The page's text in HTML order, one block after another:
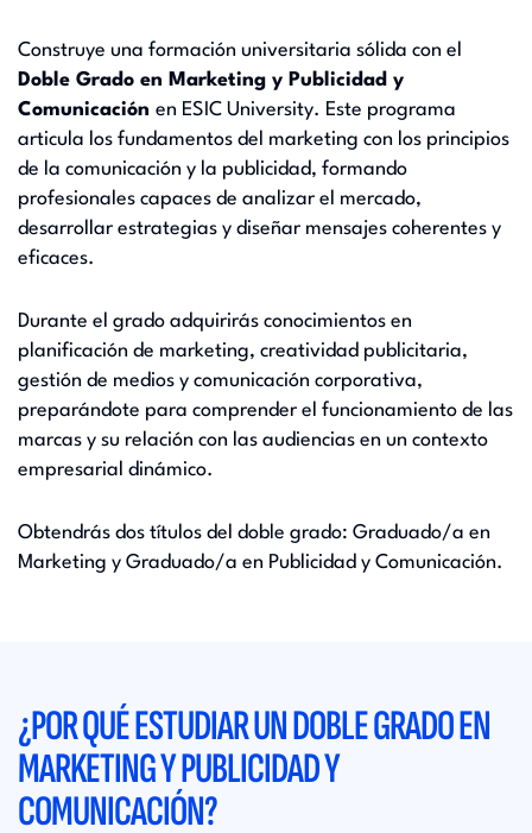
Construye una formación universitaria sólida con el
Doble Grado en Marketing y Publicidad y
Comunicación en ESIC University. Este programa
articula los fundamentos del marketing con los principios
de la comunicación y la publicidad, formando
profesionales capaces de analizar el mercado,
desarrollar estrategias y diseñar mensajes coherentes y
eficaces.
Durante el grado adquirirás conocimientos en
planificación de marketing, creatividad publicitaria,
gestión de medios y comunicación corporativa,
preparándote para comprender el funcionamiento de las
marcas y su relación con las audiencias en un contexto
empresarial dinámico.
Obtendrás dos títulos del doble grado: Graduado/a en
Marketing y Graduado/a en Publicidad y Comunicación.
¿POR QUÉ ESTUDIAR UN DOBLE GRADO EN
MARKETING Y PUBLICIDAD Y
COMUNICACIÓN?